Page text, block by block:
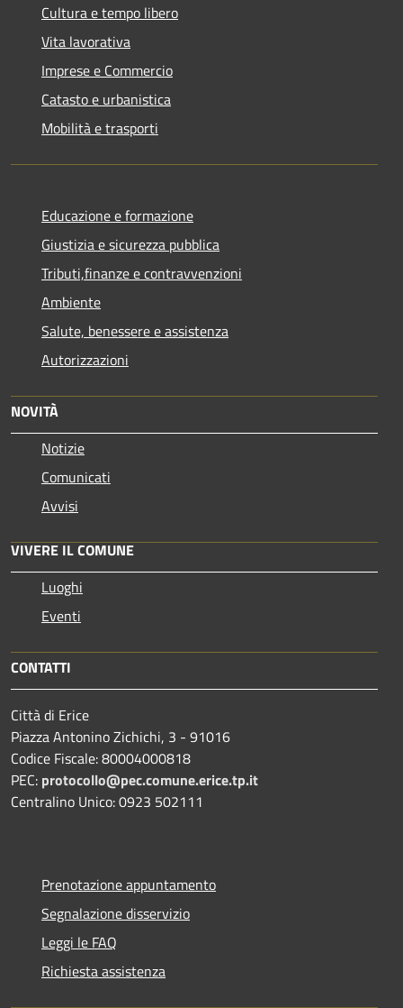
Cultura e tempo libero
Vita lavorativa
Imprese e Commercio
Catasto e urbanistica
Mobilità e trasporti
Educazione e formazione
Giustizia e sicurezza pubblica
Tributi,finanze e contravvenzioni
Ambiente
Salute, benessere e assistenza
Autorizzazioni
NOVITÀ
Notizie
Comunicati
Avvisi
VIVERE IL COMUNE
Luoghi
Eventi
CONTATTI
Città di Erice
Piazza Antonino Zichichi, 3 - 91016
Codice Fiscale: 80004000818
PEC: protocollo@pec.comune.erice.tp.it
Centralino Unico: 0923 502111
Prenotazione appuntamento
Segnalazione disservizio
Leggi le FAQ
Richiesta assistenza